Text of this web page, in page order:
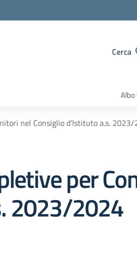
Cerca
Albo
nel Consiglio d’Istituto a.s.
per
2023/2024